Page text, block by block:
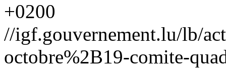
+0200
//igf.gouvernement.lu/lb/
octobre%2B19-comite-